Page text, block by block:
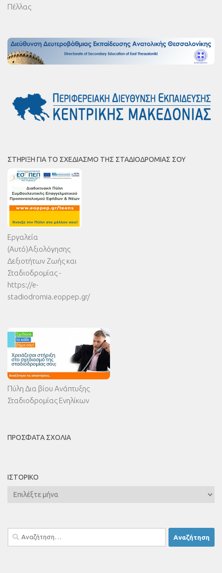
Πέλλας
ΣΤΉΡΙΞΗ ΓΙΑ ΤΟ ΣΧΕΔΙΑΣΜΌ ΤΗΣ ΣΤΑΔΙΟΔΡΟΜΊΑΣ ΣΟΥ
Εργαλεία
(Αυτό)Αξιολόγησης
Δεξιοτήτων Ζωής και
Σταδιοδρομίας -
https://e-
stadiodromia.eoppep.gr/
Πύλη Δια βίου Ανάπτυξης
Σταδιοδρομίας Ενηλίκων
ΠΡΌΣΦΑΤΑ ΣΧΌΛΙΑ
ΙΣΤΟΡΙΚΌ
Ιστορικό
Αναζήτηση
για: